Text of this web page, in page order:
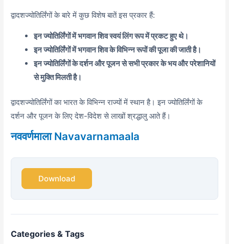
द्वादशज्योतिर्लिंगों के बारे में कुछ विशेष बातें इस प्रकार हैं:
इन ज्योतिर्लिंगों में भगवान शिव स्वयं लिंग रूप में प्रकट हुए थे।
इन ज्योतिर्लिंगों में भगवान शिव के विभिन्न रूपों की पूजा की जाती है।
इन ज्योतिर्लिंगों के दर्शन और पूजन से सभी प्रकार के भय और परेशानियों
से मुक्ति मिलती है।
द्वादशज्योतिर्लिंगों का भारत के विभिन्न राज्यों में स्थान है। इन ज्योतिर्लिंगों के
दर्शन और पूजन के लिए देश-विदेश से लाखों श्रद्धालु आते हैं।
नववर्णमाला Navavarnamaala
Download
Categories & Tags